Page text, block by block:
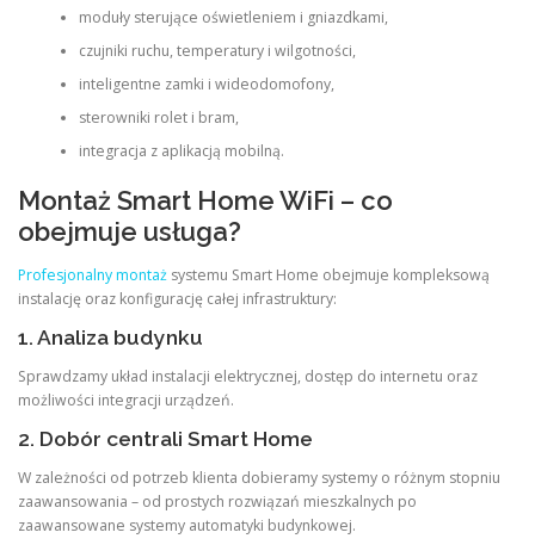
moduły sterujące oświetleniem i gniazdkami,
czujniki ruchu, temperatury i wilgotności,
inteligentne zamki i wideodomofony,
sterowniki rolet i bram,
integracja z aplikacją mobilną.
Montaż Smart Home WiFi – co
obejmuje usługa?
Profesjonalny montaż systemu Smart Home obejmuje kompleksową
instalację oraz konfigurację całej infrastruktury:
1. Analiza budynku
Sprawdzamy układ instalacji elektrycznej, dostęp do internetu oraz
możliwości integracji urządzeń.
2. Dobór centrali Smart Home
W zależności od potrzeb klienta dobieramy systemy o różnym stopniu
zaawansowania – od prostych rozwiązań mieszkalnych po
zaawansowane systemy automatyki budynkowej.